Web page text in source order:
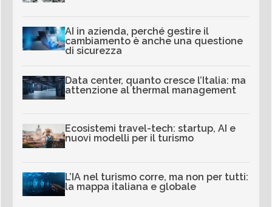
AI in azienda, perché gestire il
cambiamento è anche una questione
di sicurezza
Data center, quanto cresce l’Italia: ma
attenzione al thermal management
Ecosistemi travel-tech: startup, AI e
nuovi modelli per il turismo
L’IA nel turismo corre, ma non per tutti:
la mappa italiana e globale